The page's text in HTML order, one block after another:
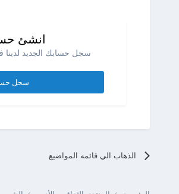
انشئ
سجل حسابك الجديد لدينا
سجل
الذهاب الي قائمه المواضيع